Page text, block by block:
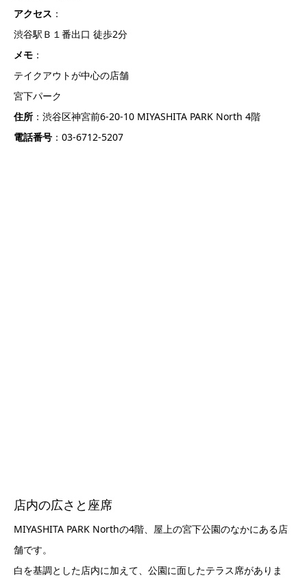
アクセス ：
渋谷駅Ｂ１番出口 徒歩2分
メモ ：
テイクアウトが中心の店舗
宮下パーク
住所 ：渋谷区神宮前6-20-10 MIYASHITA PARK North 4階
電話番号 ：03-6712-5207
店内の広さと座席
MIYASHITA PARK Northの4階、屋上の宮下公園のなかにある店
舗です。
白を基調とした店内に加えて、公園に面したテラス席がありま